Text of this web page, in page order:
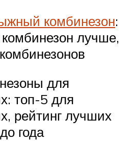
комбинезон:
лучше,
для
топ-5 для
рейтинг лучших
года